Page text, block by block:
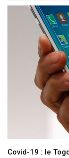
Covid-19 : le